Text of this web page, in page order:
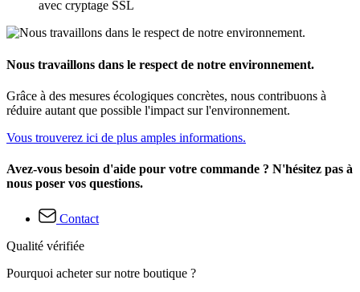
avec cryptage SSL
Nous travaillons dans le respect de notre environnement.
Grâce à des mesures écologiques concrètes, nous contribuons à
réduire autant que possible l'impact sur l'environnement.
Vous trouverez ici de plus amples informations.
Avez-vous besoin d'aide pour votre commande ? N'hésitez pas à
nous poser vos questions.
Contact
Qualité vérifiée
Pourquoi acheter sur notre boutique ?